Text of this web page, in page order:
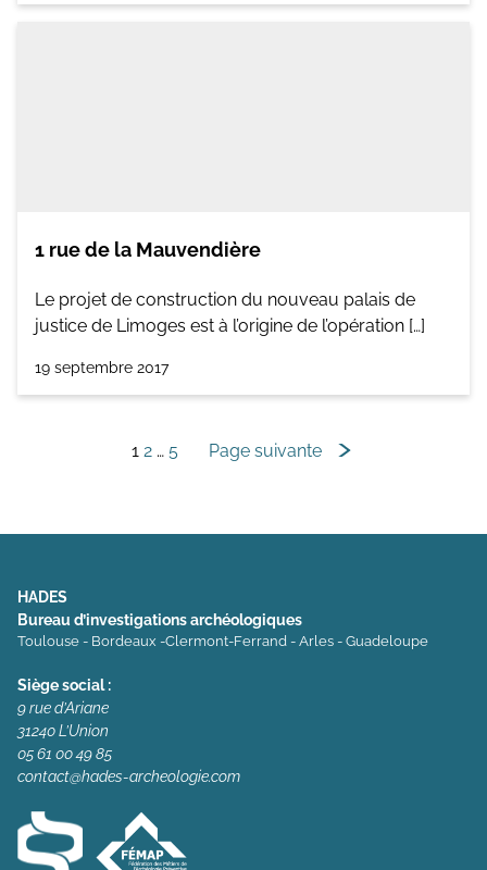
1 rue de la Mauvendière
Le projet de construction du nouveau palais de
justice de Limoges est à l’origine de l’opération […]
19 septembre 2017
Navigation
1 2 … 5 Page suivante
HADES
Bureau d’investigations archéologiques
Toulouse - Bordeaux -Clermont-Ferrand - Arles - Guadeloupe
Siège social :
9 rue d’Ariane
31240 L’Union
05 61 00 49 85
contact@hades-archeologie.com